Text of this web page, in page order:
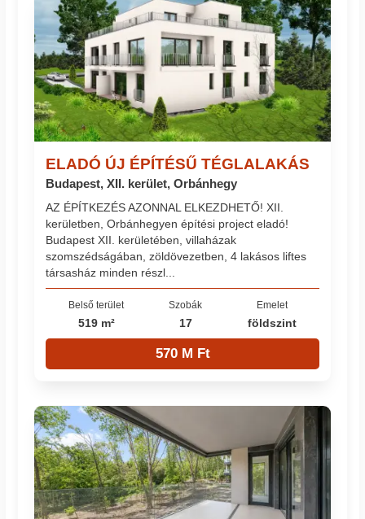
ELADÓ ÚJ ÉPÍTÉSŰ TÉGLALAKÁS
Budapest, XII. kerület, Orbánhegy
AZ ÉPÍTKEZÉS AZONNAL ELKEZDHETŐ! XII.
kerületben, Orbánhegyen építési project eladó!
Budapest XII. kerületében, villaházak
szomszédságában, zöldövezetben, 4 lakásos liftes
társasház minden részl...
Belső terület
519 m²
Szobák
17
Emelet
földszint
570 M Ft